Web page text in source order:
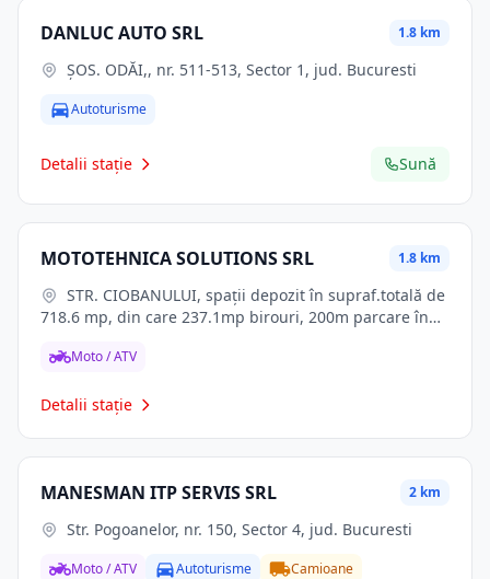
DANLUC AUTO SRL 1.8 km
ŞOS. ODĂI,, nr. 511-513, Sector 1, jud. Bucuresti
Autoturisme
Detalii stație Sună
MOTOTEHNICA SOLUTIONS SRL 1.8 km
718.6 mp, din care 237.1mp birouri, 200m parcare în
Moto / ATV
Detalii stație
MANESMAN ITP SERVIS SRL 2 km
Str. Pogoanelor, nr. 150, Sector 4, jud. Bucuresti
Moto / ATV Autoturisme Camioane